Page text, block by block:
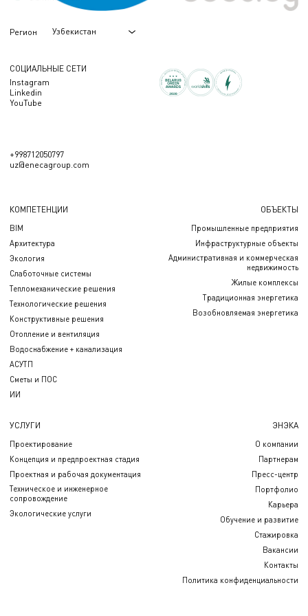
Регион Узбекистан
СОЦИАЛЬНЫЕ СЕТИ
Instagram
Linkedin
YouTube
+998712050797
uz@enecagroup.com
КОМПЕТЕНЦИИ
BIM
Архитектура
Экология
Слаботочные системы
Тепломеханические решения
Технологические решения
Конструктивные решения
Отопление и вентиляция
Водоснабжение + канализация
АСУТП
Сметы и ПОС
ИИ
ОБЪЕКТЫ
Промышленные предприятия
Инфраструктурные объекты
Административная и коммерческая
недвижимость
Жилые комплексы
Традиционная энергетика
Возобновляемая энергетика
УСЛУГИ
Проектирование
Концепция и предпроектная стадия
Проектная и рабочая документация
Техническое и инженерное
сопровождение
Экологические услуги
ЭНЭКА
О компании
Партнерам
Пресс-центр
Портфолио
Карьера
Обучение и развитие
Стажировка
Вакансии
Контакты
Политика конфиденциальности